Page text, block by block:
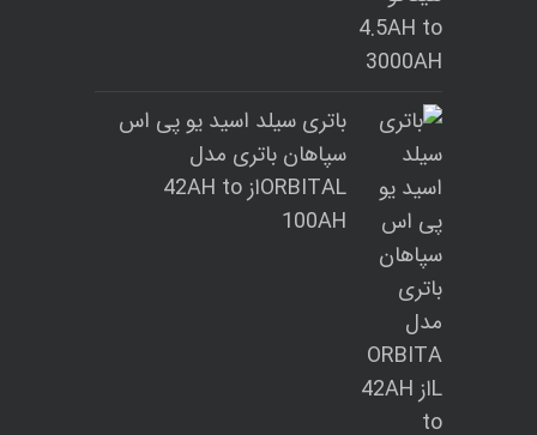
باتری سیلد اسید یو پی اس
سپاهان باتری مدل
ORBITALاز 42AH to
100AH